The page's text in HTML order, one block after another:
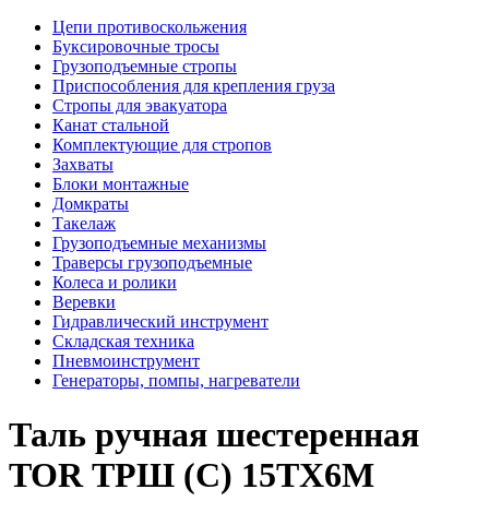
Цепи противоскольжения
Буксировочные тросы
Грузоподъемные стропы
Приспособления для крепления груза
Стропы для эвакуатора
Канат стальной
Комплектующие для стропов
Захваты
Блоки монтажные
Домкраты
Такелаж
Грузоподъемные механизмы
Траверсы грузоподъемные
Колеса и ролики
Веревки
Гидравлический инструмент
Складская техника
Пневмоинструмент
Генераторы, помпы, нагреватели
Таль ручная шестеренная
TOR ТРШ (C) 15ТХ6М